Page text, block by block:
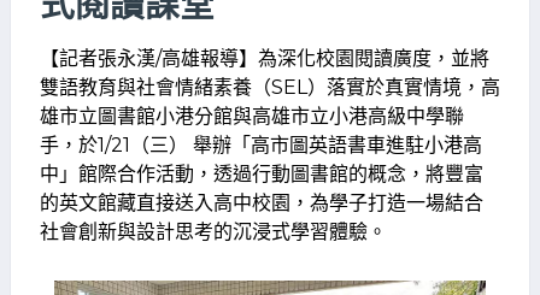
【記者張永漢/高雄報導】為深化校園閱讀廣度，並將
雙語教育與社會情緒素養（SEL）落實於真實情境，高
雄市立圖書館小港分館與高雄市立小港高級中學聯
手，於1/21（三） 舉辦「高市圖英語書車進駐小港高
中」館際合作活動，透過行動圖書館的概念，將豐富
的英文館藏直接送入高中校園，為學子打造一場結合
社會創新與設計思考的沉浸式學習體驗。